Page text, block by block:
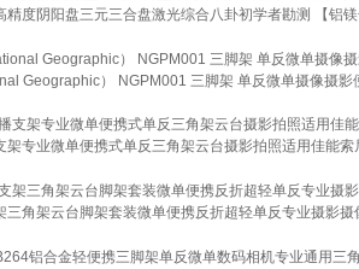
精度阴阳盘三元三合盘激光综合八卦初学者勘测 【铝
Geographic） NGPM001 三脚架 单反微单摄像摄影
架专业微单便携式单反三角架云台摄影拍照适用佳能
三角架云台脚架套装微单便携反折超轻单反专业摄影